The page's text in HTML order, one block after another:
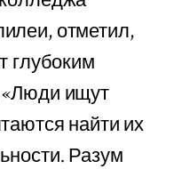
отметил,
глубоким
«Люди ищут
найти их
Разум